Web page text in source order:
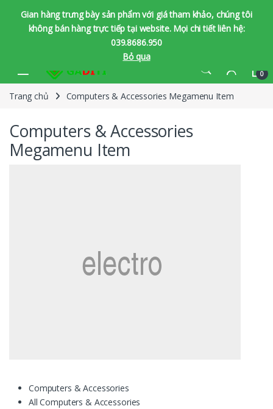
Gian hàng trưng bày sản phẩm với giá tham khảo, chúng tôi
không bán hàng trực tiếp tại website. Mọi chi tiết liên hệ:
039.8686.950
Bỏ qua
0
Trang chủ Computers & Accessories Megamenu Item
Computers & Accessories
Megamenu Item
Computers & Accessories
All Computers & Accessories